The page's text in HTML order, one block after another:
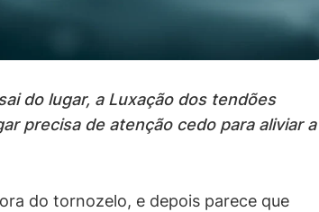
do lugar, a Luxação dos tendões
precisa de atenção cedo para aliviar a
do tornozelo, e depois parece que